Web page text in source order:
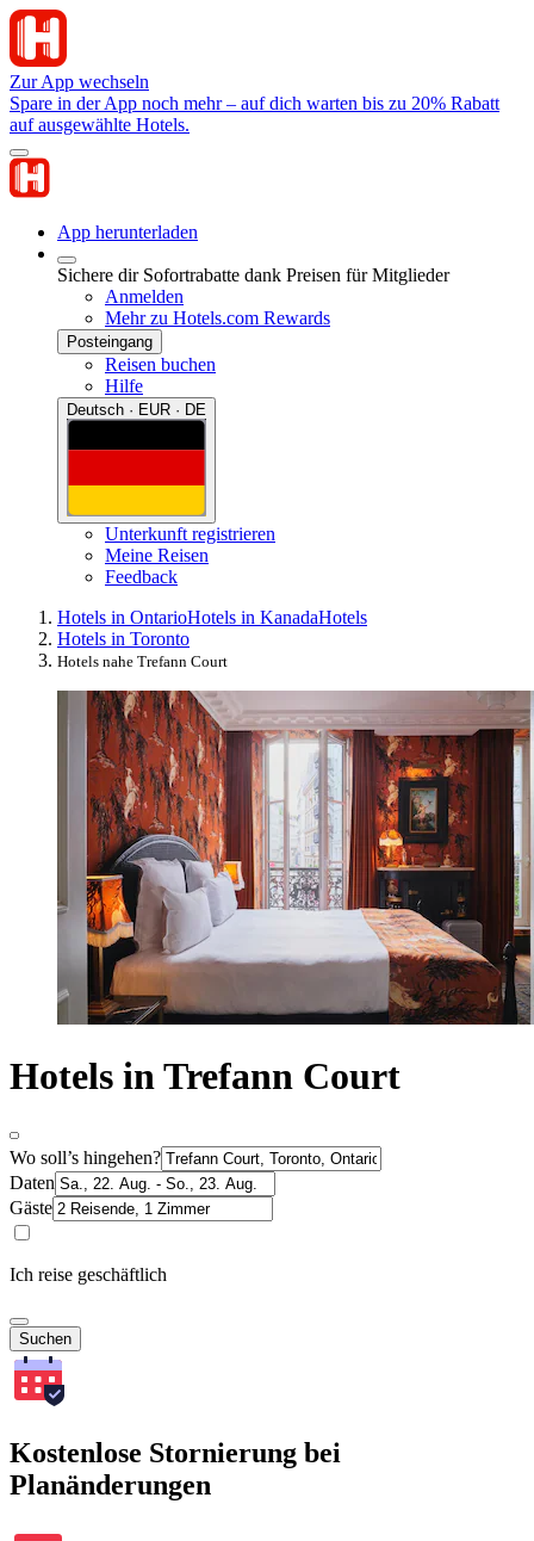
Zur App wechseln
Spare in der App noch mehr – auf dich warten bis zu 20% Rabatt
auf ausgewählte Hotels.
App herunterladen
Sichere dir Sofortrabatte dank Preisen für Mitglieder
Anmelden
Mehr zu Hotels.com Rewards
Posteingang
Reisen buchen
Hilfe
Deutsch · EUR · DE
Unterkunft registrieren
Meine Reisen
Feedback
Hotels in OntarioHotels in KanadaHotels
Hotels in Toronto
Hotels nahe Trefann Court
Hotels in Trefann Court
Wo soll’s hingehen?
Daten
Gäste
Ich reise geschäftlich
Suchen
Kostenlose Stornierung bei
Planänderungen